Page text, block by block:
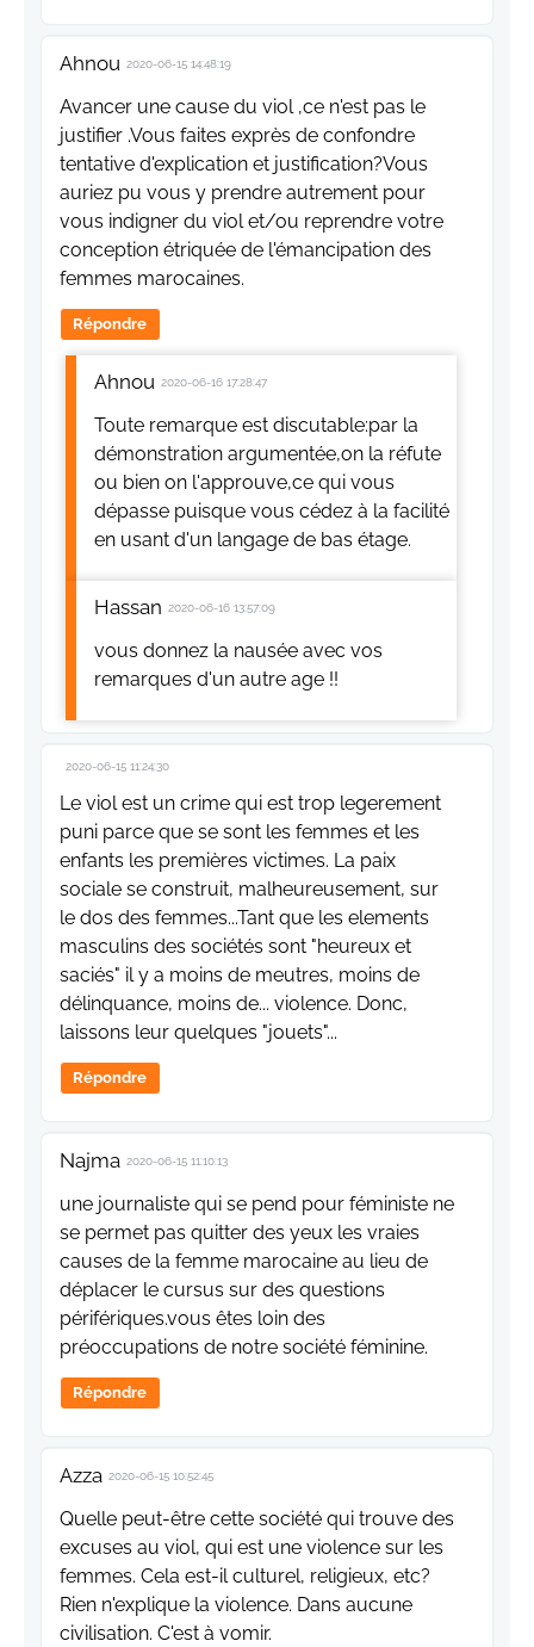
Ahnou 2020-06-15 14:48:19
Avancer une cause du viol ,ce n'est pas le
justifier .Vous faites exprès de confondre
tentative d'explication et justification?Vous
auriez pu vous y prendre autrement pour
vous indigner du viol et/ou reprendre votre
conception étriquée de l'émancipation des
femmes marocaines.
Répondre
Ahnou 2020-06-16 17:28:47
Toute remarque est discutable:par la
démonstration argumentée,on la réfute
ou bien on l'approuve,ce qui vous
dépasse puisque vous cédez à la facilité
en usant d'un langage de bas étage.
Hassan 2020-06-16 13:57:09
vous donnez la nausée avec vos
remarques d'un autre age !!
2020-06-15 11:24:30
Le viol est un crime qui est trop legerement
puni parce que se sont les femmes et les
enfants les premières victimes. La paix
sociale se construit, malheureusement, sur
le dos des femmes...Tant que les elements
masculins des sociétés sont "heureux et
saciés" il y a moins de meutres, moins de
délinquance, moins de... violence. Donc,
laissons leur quelques "jouets"...
Répondre
Najma 2020-06-15 11:10:13
une journaliste qui se pend pour féministe ne
se permet pas quitter des yeux les vraies
causes de la femme marocaine au lieu de
déplacer le cursus sur des questions
périfériques.vous êtes loin des
préoccupations de notre société féminine.
Répondre
Azza 2020-06-15 10:52:45
Quelle peut-être cette société qui trouve des
excuses au viol, qui est une violence sur les
femmes. Cela est-il culturel, religieux, etc?
Rien n'explique la violence. Dans aucune
civilisation. C'est à vomir.